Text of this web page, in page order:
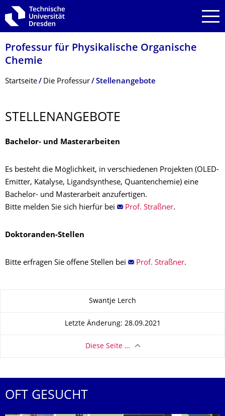
Zur Hauptnavigation springen
Zur Suche springen
Zum Inhalt springen
Professur für Physikalische Organische
Chemie
Breadcrumb-Menü
Startseite Die Professur Stellenangebote
STELLENANGEBOTE
Bachelor- und Masterarbeiten
Es besteht die Möglichkeit, in verschiedenen Projekten (OLED-
Emitter, Katalyse, Ligandsynthese, Quantenchemie) eine
Bachelor- und Masterarbeit anzufertigen.
Bitte melden Sie sich hierfür bei
Prof. Straßner.
Doktoranden-Stellen
Bitte erfragen Sie offene Stellen bei Prof. Straßner.
Swantje Lerch
Letzte Änderung: 28.09.2021
Diese Seite …
OFT GESUCHT